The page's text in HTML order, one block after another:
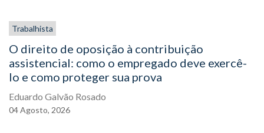
Trabalhista
O direito de oposição à contribuição
assistencial: como o empregado deve exercê-
lo e como proteger sua prova
Eduardo Galvão Rosado
04Agosto, 2026